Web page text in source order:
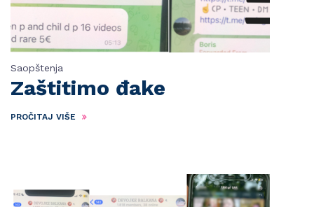
Saopštenja
Zaštitimo đake
PROČITAJ VIŠE